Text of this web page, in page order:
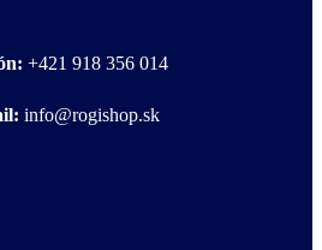
+421 918 356 014
info@rogishop.sk